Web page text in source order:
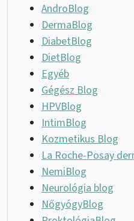
AndroBlog
DermaBlog
DiabetBlog
DietBlog
Egyéb
Gégész Blog
HPVBlog
IntimBlog
Kozmetikus Blog
La Roche-Posay
NemiBlog
Neurológia blog
NőgyógyBlog